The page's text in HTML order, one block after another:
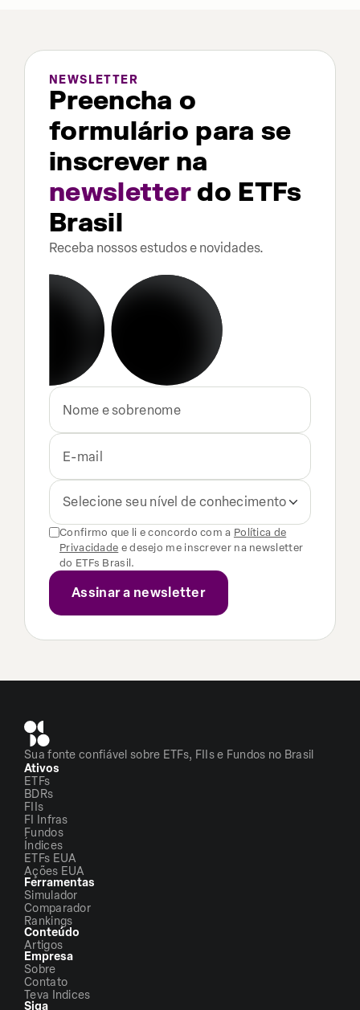
NEWSLETTER
Preencha o
formulário para se
inscrever na
newsletterdo ETFs
Brasil
Receba nossos estudos e novidades.
Selecione seu nível de conhecimento
Confirmo que li e concordo com a Política de
Privacidade e desejo me inscrever na newsletter
do ETFs Brasil.
Sua fonte confiável sobre ETFs, FIIs e Fundos no Brasil
Ativos
ETFs
BDRs
FIIs
FI Infras
Fundos
Índices
ETFs EUA
Ações EUA
Ferramentas
Simulador
Comparador
Rankings
Conteúdo
Artigos
Empresa
Sobre
Contato
Teva Indices
Siga